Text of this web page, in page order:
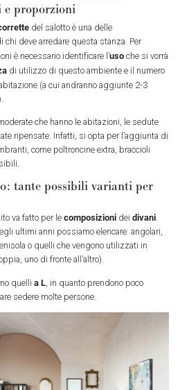
proporzioni
del salotto è una delle
deve arredare questa stanza. Per
è necessario identificare l’usoche si vorrà
di utilizzo di questo ambiente e il numero
(a cui andranno aggiunte 2-3
che hanno le abitazioni, le sedute
ripensate. Infatti, si opta per l’aggiunta di
come poltroncine extra, braccioli
tante possibili varianti per
va fatto per le composizionidei divani.
ultimi anni possiamo elencare: angolari,
o quelli che vengono utilizzati in
uno di fronte all’altro).
quelli a L, in quanto prendono poco
sedere molte persone.